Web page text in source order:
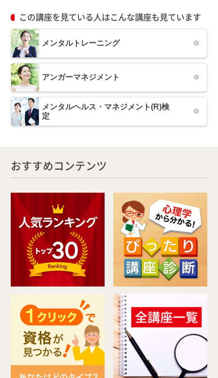
この講座を見ている人はこんな講座も見ています
メンタルトレーニング
アンガーマネジメント
メンタルヘルス・マネジメント(R)検
定
おすすめコンテンツ